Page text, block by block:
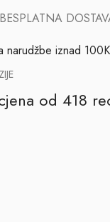
BESPLATNA
narudžbe iznad
od 418